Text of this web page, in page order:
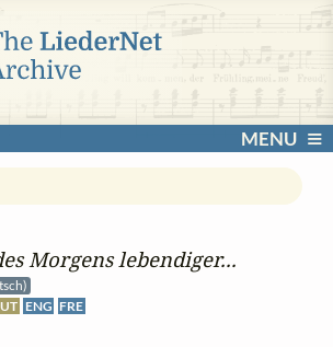
MENU
Morgens lebendiger...
ENG FRE